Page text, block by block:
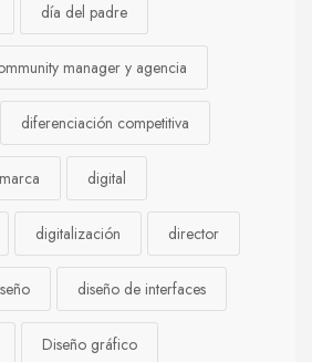
día del padre
manager y agencia
diferenciación competitiva
digital
digitalización director
diseño de interfaces
Diseño gráfico